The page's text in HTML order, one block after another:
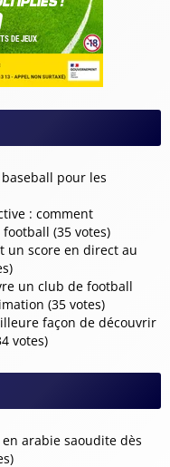
pour les
: comment
(35 votes)
un score en direct au
un club de football
(35 votes)
façon de découvrir
votes)
arabie saoudite dès